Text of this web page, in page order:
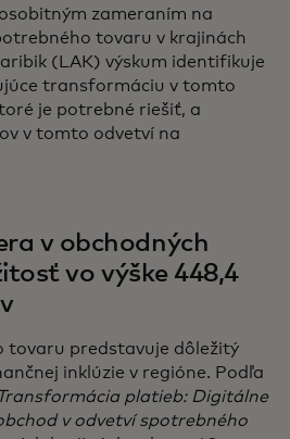
zameraním na
tovaru v krajinách
(LAK) výskum identifikuje
transformáciu v tomto
je potrebné riešiť, a
v tomto odvetví na
v obchodných
vo výške 448,4
tovaru predstavuje dôležitý
inklúzie v regióne. Podľa
platieb: Digitálne
v odvetví spotrebného